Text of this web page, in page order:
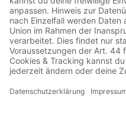
Der Platzwart trifft den
feststellen, dass man der
ist. Wenn überhaupt. Und
Tabellenführer. Schon
Paderborn, der musste
seiner Düsseldorfer
zwar, aber schön war es
hat das Darmstadt-Spiel